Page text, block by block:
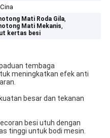
Mati Roda Gila,
Mati Mekanis,
kertas besi
tembaga
meningkatkan efek anti
besar dan tekanan
besi utuh dengan
tinggi untuk bodi mesin.